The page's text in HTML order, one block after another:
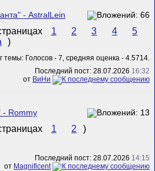
- AstralLein
1 2 3 4
5
)
Последний пост: 28.07.2026 16:32
от ВиНи
- Rommy
1 2 )
Последний пост: 28.07.2026 14:15
от Magnificent